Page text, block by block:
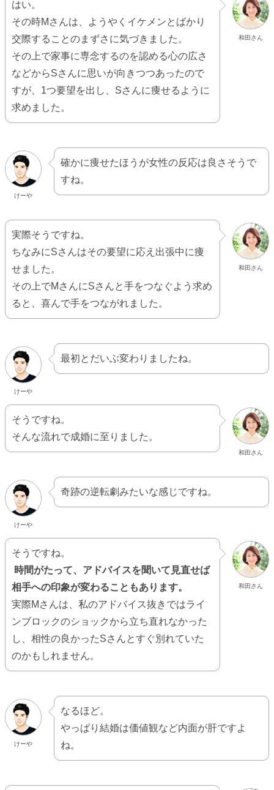
和田さん
はい。
その時Mさんは、ようやくイケメンとばかり
交際することのまずさに気づきました。
その上で家事に専念するのを認める心の広さ
などからSさんに思いが向きつつあったので
すが、1つ要望を出し、Sさんに痩せるように
求めました。
けーや
確かに痩せたほうが女性の反応は良さそうで
すね。
和田さん
実際そうですね。
ちなみにSさんはその要望に応え出張中に痩
せました。
その上でMさんにSさんと手をつなぐよう求め
ると、喜んで手をつながれました。
けーや
最初とだいぶ変わりましたね。
和田さん
そうですね。
そんな流れで成婚に至りました。
けーや
奇跡の逆転劇みたいな感じですね。
和田さん
そうですね。
時間がたって、アドバイスを聞いて見直せば
相手への印象が変わることもあります。
実際Mさんは、私のアドバイス抜きではライ
ンブロックのショックから立ち直れなかった
し、相性の良かったSさんとすぐ別れていた
のかもしれません。
けーや
なるほど。
やっぱり結婚は価値観など内面が肝ですよ
ね。